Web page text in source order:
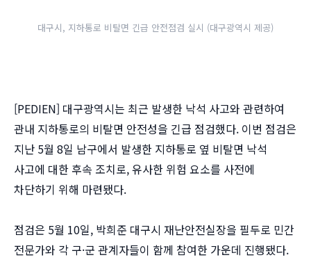
대구시, 지하통로 비탈면 긴급 안전점검 실시 (대구광역시 제공)
[PEDIEN] 대구광역시는 최근 발생한 낙석 사고와 관련하여
관내 지하통로의 비탈면 안전성을 긴급 점검했다. 이번 점검은
지난 5월 8일 남구에서 발생한 지하통로 옆 비탈면 낙석
사고에 대한 후속 조치로, 유사한 위험 요소를 사전에
차단하기 위해 마련됐다.
점검은 5월 10일, 박희준 대구시 재난안전실장을 필두로 민간
전문가와 각 구·군 관계자들이 함께 참여한 가운데 진행됐다.